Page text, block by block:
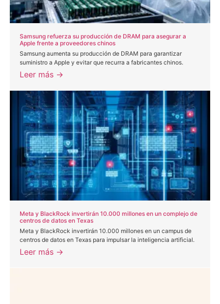
Samsung refuerza su producción de DRAM para asegurar a
Apple frente a proveedores chinos
Samsung aumenta su producción de DRAM para garantizar
suministro a Apple y evitar que recurra a fabricantes chinos.
Leer más →
Meta y BlackRock invertirán 10.000 millones en un complejo de
centros de datos en Texas
Meta y BlackRock invertirán 10.000 millones en un campus de
centros de datos en Texas para impulsar la inteligencia artificial.
Leer más →